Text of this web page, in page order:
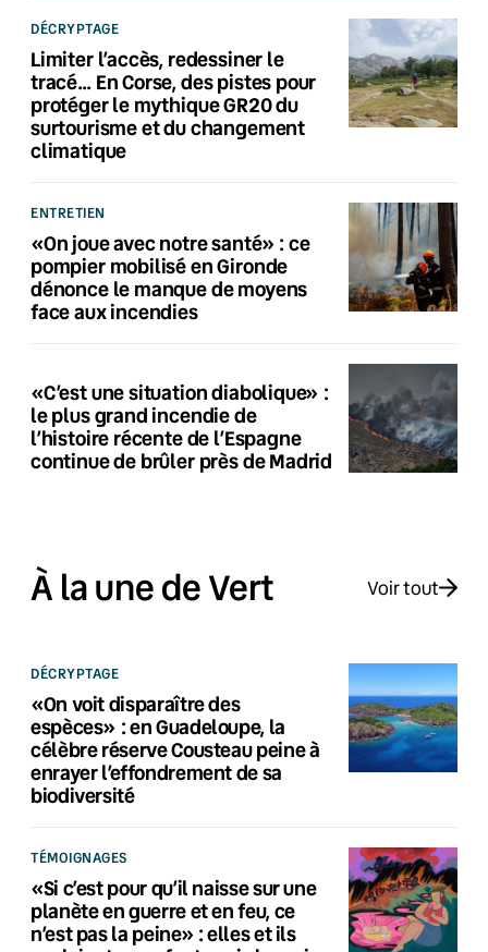
DÉCRYPTAGE
Limiter l’accès, redessiner le
tracé… En Corse, des pistes pour
protéger le mythique GR20 du
surtourisme et du changement
climatique
ENTRETIEN
«On joue avec notre santé» : ce
pompier mobilisé en Gironde
dénonce le manque de moyens
face aux incendies
«C’est une situation diabolique» :
le plus grand incendie de
l’histoire récente de l’Espagne
continue de brûler près de Madrid
À la une de Vert Voir tout
DÉCRYPTAGE
«On voit disparaître des
espèces» : en Guadeloupe, la
célèbre réserve Cousteau peine à
enrayer l’effondrement de sa
biodiversité
TÉMOIGNAGES
«Si c’est pour qu’il naisse sur une
planète en guerre et en feu, ce
n’est pas la peine» : elles et ils